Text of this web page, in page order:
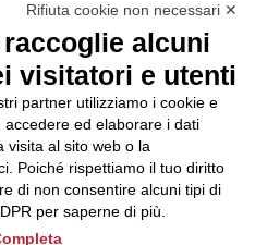
è
un
.
Rifiuta cookie non necessari ✕
alcuni
visitatori e utenti
partner utilizziamo i cookie e
ed elaborare i dati
visita al sito web o la
Poiché rispettiamo il tuo diritto
di non consentire alcuni tipi di
per saperne di più.